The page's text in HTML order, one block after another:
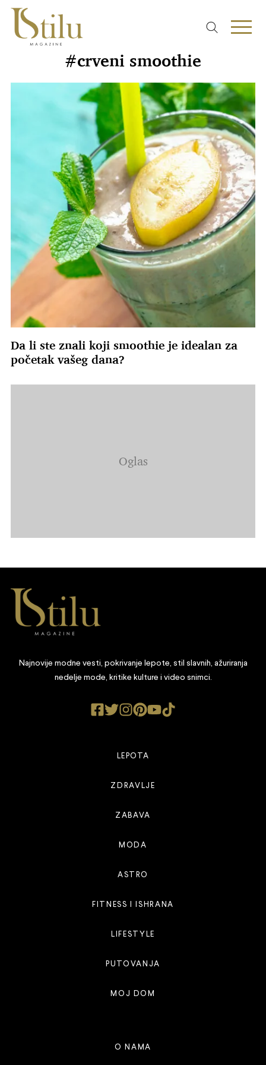
#crveni smoothie
Da li ste znali koji smoothie je idealan za
početak vašeg dana?
Najnovije modne vesti, pokrivanje lepote, stil slavnih, ažuriranja
nedelje mode, kritike kulture i video snimci.
LEPOTA
ZDRAVLJE
ZABAVA
MODA
ASTRO
FITNESS I ISHRANA
LIFESTYLE
PUTOVANJA
MOJ DOM
O NAMA